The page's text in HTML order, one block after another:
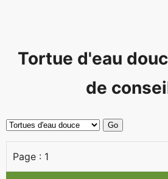
Tortue d'eau
de
Page : 1